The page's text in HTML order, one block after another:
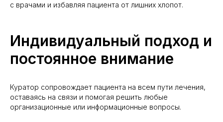
с врачами и избавляя пациента от лишних хлопот.
Индивидуальный подход и
постоянное внимание
Куратор сопровождает пациента на всем пути лечения,
оставаясь на связи и помогая решить любые
организационные или информационные вопросы.